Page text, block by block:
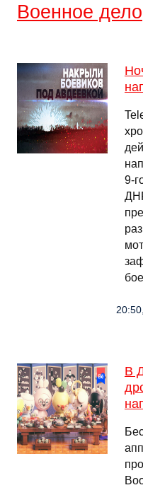
Военное дело
9-
В